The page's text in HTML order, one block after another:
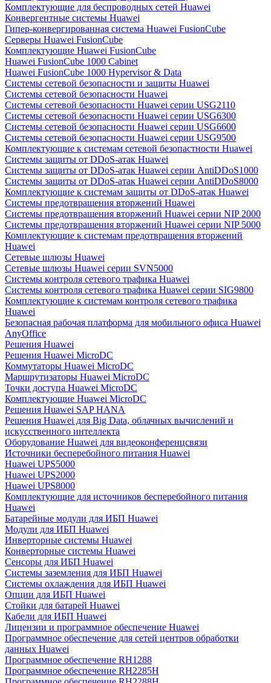
Комплектующие для беспроводных сетей Huawei
Конвергентные системы Huawei
Гипер-конвергированная система Huawei FusionCube
Серверы Huawei FusionCube
Комплектующие Huawei FusionCube
Huawei FusionCube 1000 Cabinet
Huawei FusionCube 1000 Hypervisor & Data
Системы сетевой безопасности и защиты Huawei
Системы сетевой безопасности Huawei
Системы сетевой безопасности Huawei серии USG2110
Системы сетевой безопасности Huawei серии USG6300
Системы сетевой безопасности Huawei серии USG6600
Системы сетевой безопасности Huawei серии USG9500
Комплектующие к системам сетевой безопастности Huawei
Системы защиты от DDoS-атак Huawei
Системы защиты от DDoS-атак Huawei серии AntiDDoS1000
Системы защиты от DDoS-атак Huawei серии AntiDDoS8000
Комплектующие к системам защиты от DDoS-атак Huawei
Системы предотвращения вторжений Huawei
Системы предотвращения вторжений Huawei серии NIP 2000
Системы предотвращения вторжений Huawei серии NIP 5000
Комплектующие к системам предотвращения вторжений
Huawei
Сетевые шлюзы Huawei
Сетевые шлюзы Huawei серии SVN5000
Системы контроля сетевого трафика Huawei
Системы контроля сетевого трафика Huawei серии SIG9800
Комплектующие к системам контроля сетевого трафика
Huawei
Безопасная рабочая платформа для мобильного офиса Huawei
AnyOffice
Решения Huawei
Решения Huawei MicroDC
Коммутаторы Huawei MicroDC
Маршрутизаторы Huawei MicroDC
Точки доступа Huawei MicroDC
Комплектующие Huawei MicroDC
Решения Huawei SAP HANA
Решения Huawei для Big Data, облачных вычислений и
искусственного интеллекта
Оборудование Huawei для видеоконференцсвязи
Источники бесперебойного питания Huawei
Huawei UPS5000
Huawei UPS2000
Huawei UPS8000
Комплектующие для источников бесперебойного питания
Huawei
Батарейные модули для ИБП Huawei
Модули для ИБП Huawei
Инверторные системы Huawei
Конверторные системы Huawei
Сенсоры для ИБП Huawei
Системы заземления для ИБП Huawei
Системы охлаждения для ИБП Huawei
Опции для ИБП Huawei
Стойки для батарей Huawei
Кабели для ИБП Huawei
Лицензии и программное обеспечение Huawei
Программное обеспечение для сетей центров обработки
данных Huawei
Программное обеспечение RH1288
Программное обеспечение RH2285H